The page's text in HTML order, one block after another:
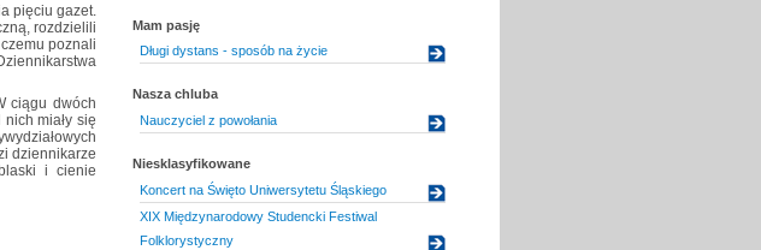
pięciu gazet.
rozdzielili
poznali
ciągu dwóch
miały się
dziennikarze
i cienie
Mam pasję
Długi dystans - sposób na życie
Nasza chluba
Nauczyciel z powołania
Niesklasyfikowane
Koncert na Święto Uniwersytetu Śląskiego
XIX Międzynarodowy Studencki Festiwal
Folklorystyczny